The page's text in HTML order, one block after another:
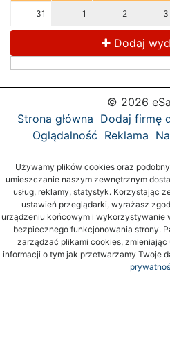
31 1 2 3
Dodaj
© 2026
Strona główna Dodaj firmę
Oglądalność Reklama
Używamy plików cookies oraz
umieszczanie naszym zewnętrznym
usług, reklamy, statystyk. Korzystając
ustawień przeglądarki, wyrażasz
urządzeniu końcowym i wykorzystywanie
bezpiecznego funkcjonowania strony.
zarządzać plikami cookies,
informacji o tym jak przetwarzamy Twoje